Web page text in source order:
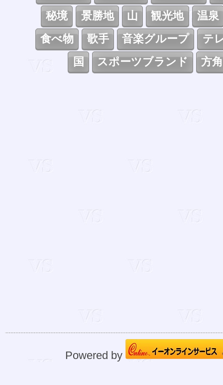
秘境
景勝地 山 観光地
温泉
食べ物
歌手 音楽グループ
テ
国
スポーツブランド 方角
Powered by